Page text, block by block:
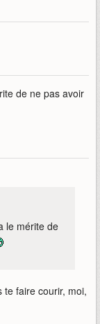
de ne pas avoir
le mérite de
te faire courir, moi,